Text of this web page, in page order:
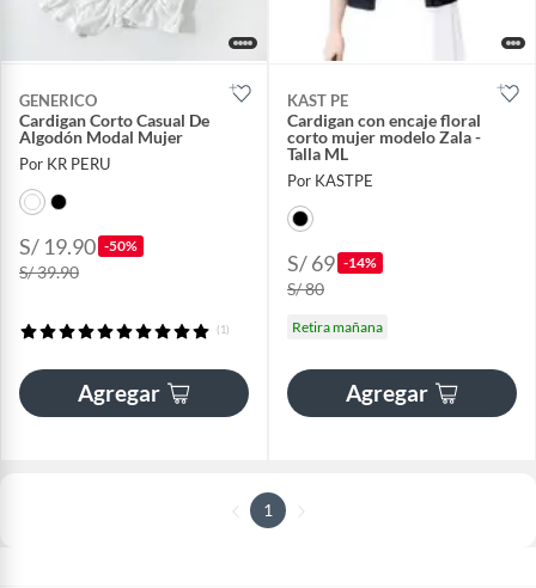
GENERICO
Cardigan Corto Casual De
Algodón Modal Mujer
Por KR PERU
S/ 19.90 -50%
S/ 39.90
(1)
Agregar
KAST PE
Cardigan con encaje floral
corto mujer modelo Zala -
Talla ML
Por KASTPE
S/ 69 -14%
S/ 80
Retira mañana
Agregar
1